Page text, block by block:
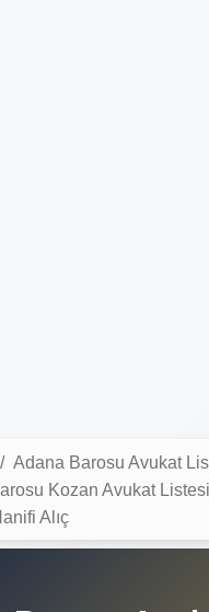
Adana Barosu Avukat
Kozan Avukat Listesi
Alıç